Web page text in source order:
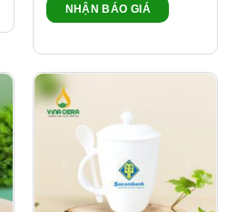
NHẬN BÁO GIÁ